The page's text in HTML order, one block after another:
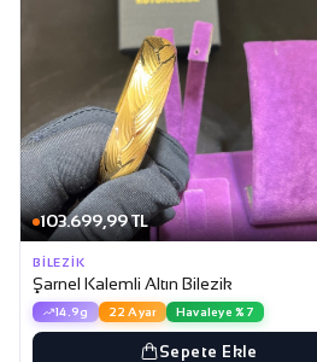
103.699,99 TL
BILEZIK
Şarnel Kalemli Altın Bilezik
14.9g 22 Ayar Havaleye %7
Sepete Ekle